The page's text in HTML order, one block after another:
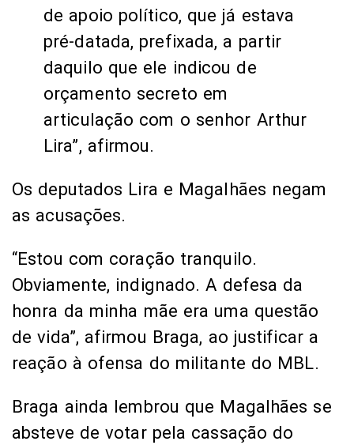
de apoio político, que já estava
pré-datada, prefixada, a partir
daquilo que ele indicou de
orçamento secreto em
articulação com o senhor Arthur
Lira”, afirmou.
Os deputados Lira e Magalhães negam
as acusações.
“Estou com coração tranquilo.
Obviamente, indignado. A defesa da
honra da minha mãe era uma questão
de vida”, afirmou Braga, ao justificar a
reação à ofensa do militante do MBL.
Braga ainda lembrou que Magalhães se
absteve de votar pela cassação do